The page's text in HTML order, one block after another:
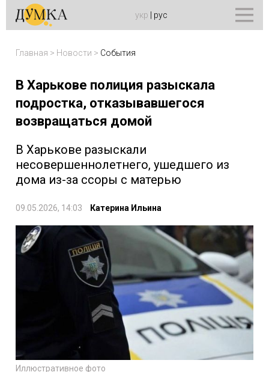
укр рус
Главная > Новости > События
В Харькове полиция разыскала
подростка, отказывавшегося
возвращаться домой
В Харькове разыскали
несовершеннолетнего, ушедшего из
дома из-за ссоры с матерью
09.05.2026, 14:03 Катерина Ильина
Иллюстративное фото